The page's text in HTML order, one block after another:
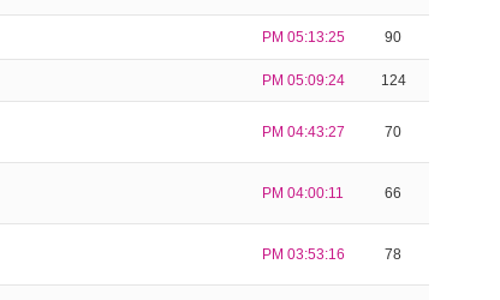
PM 05:13:25 90
PM 05:09:24 124
PM 04:43:27 70
PM 04:00:11 66
PM 03:53:16 78